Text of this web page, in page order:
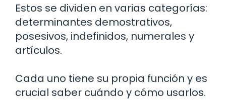
Estos se dividen en varias categorías:
determinantes demostrativos,
posesivos, indefinidos, numerales y
artículos.
Cada uno tiene su propia función y es
crucial saber cuándo y cómo usarlos.